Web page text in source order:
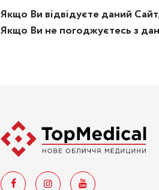
Якщо Ви відвідуєте даний
Якщо Ви не погоджуєтесь з